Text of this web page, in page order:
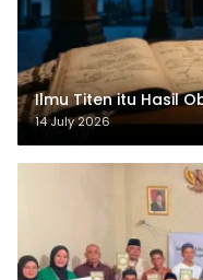
Ilmu Titen itu Hasil
14 July 2026